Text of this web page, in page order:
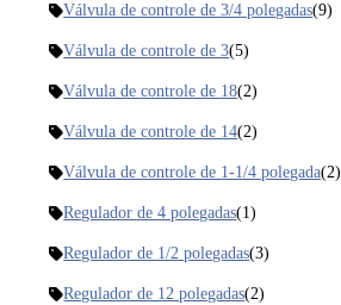
Válvula de controle de 3/4 polegadas(9)
Válvula de controle de 3(5)
Válvula de controle de 18(2)
Válvula de controle de 14(2)
Válvula de controle de 1-1/4 polegada(2)
Regulador de 4 polegadas(1)
Regulador de 1/2 polegadas(3)
Regulador de 12 polegadas(2)